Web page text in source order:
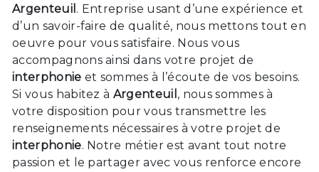
Argenteuil . Entreprise usant d’une expérience et
d’un savoir-faire de qualité, nous mettons tout en
oeuvre pour vous satisfaire. Nous vous
accompagnons ainsi dans votre projet de
interphonie et sommes à l’écoute de vos besoins.
Si vous habitez à Argenteuil , nous sommes à
votre disposition pour vous transmettre les
renseignements nécessaires à votre projet de
interphonie. Notre métier est avant tout notre
passion et le partager avec vous renforce encore